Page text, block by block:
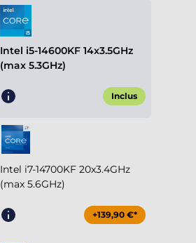
Intel i5-14600KF 14x3.5GHz
(max 5.3GHz)
Inclus
Intel i7-14700KF 20x3.4GHz
(max 5.6GHz)
+139,90 €*